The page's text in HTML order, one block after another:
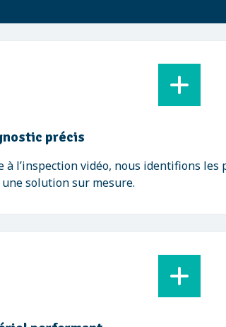
précis
à l’inspection vidéo, nous identifions les
solution sur mesure.